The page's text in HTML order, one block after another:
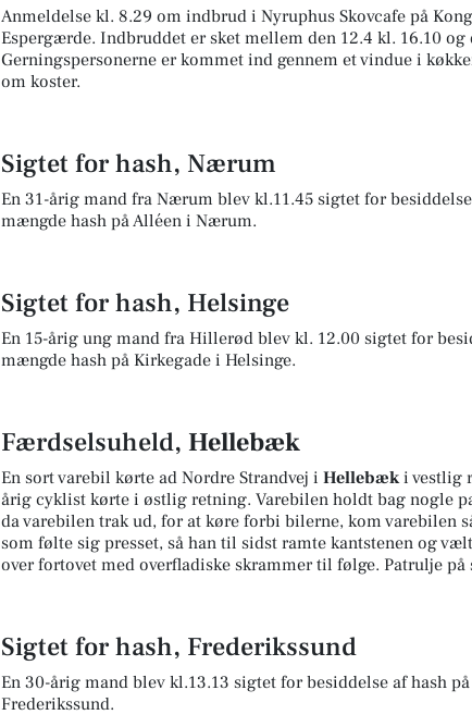
Anmeldelse kl. 8.29 om indbrud i Nyruphus Skovcafe på
Espergærde. Indbruddet er sket mellem den 12.4 kl. 16.10 og
Gerningspersonerne er kommet ind gennem et vindue i
om koster.
Sigtet for hash, Nærum
En 31-årig mand fra Nærum blev kl.11.45 sigtet for
mængde hash på Alléen i Nærum.
Sigtet for hash, Helsinge
En 15-årig ung mand fra Hillerød blev kl. 12.00 sigtet for
mængde hash på Kirkegade i Helsinge.
Færdselsuheld, Hellebæk
En sort varebil kørte ad Nordre Strandvej i Hellebæki vestlig
årig cyklist kørte i østlig retning. Varebilen holdt bag nogle
da varebilen trak ud, for at køre forbi bilerne, kom varebilen
som følte sig presset, så han til sidst ramte kantstenen og
over fortovet med overfladiske skrammer til følge. Patrulje på
Sigtet for hash, Frederikssund
En 30-årig mand blev kl.13.13 sigtet for besiddelse af hash
Frederikssund.